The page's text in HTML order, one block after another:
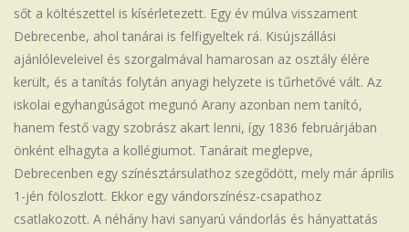
sőt a költészettel is kísérletezett. Egy év múlva visszament
Debrecenbe, ahol tanárai is felfigyeltek rá. Kisújszállási
ajánlóleveleivel és szorgalmával hamarosan az osztály élére
került, és a tanítás folytán anyagi helyzete is tűrhetővé vált. Az
iskolai egyhangúságot megunó Arany azonban nem tanító,
hanem festő vagy szobrász akart lenni, így 1836 februárjában
önként elhagyta a kollégiumot. Tanárait meglepve,
Debrecenben egy színésztársulathoz szegődött, mely már április
1-jén föloszlott. Ekkor egy vándorszínész-csapathoz
csatlakozott. A néhány havi sanyarú vándorlás és hányattatás